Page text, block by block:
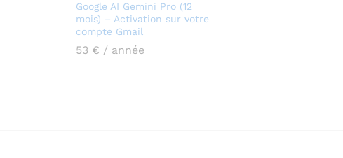
Google AI Gemini Pro (12
mois) – Activation sur votre
compte Gmail
53 € / année